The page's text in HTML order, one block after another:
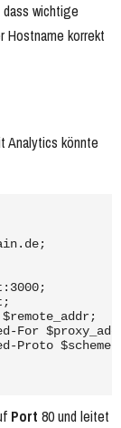
wichtige
Hostname korrekt
Analytics könnte
For
Proto $scheme;
Port 80 und leitet